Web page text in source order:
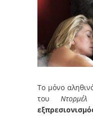
Το μόνο
του